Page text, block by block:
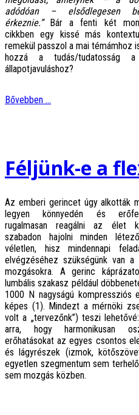
adódóan – elsődlegesen
érkeznie.” Bár a fenti két
cikkben egy kissé más
remekül passzol a mai témámhoz
hozzá a tudás/tudatosság a
állapotjavuláshoz?
Bővebben ...
Féljünk-e a
Az emberi gerincet úgy alkották
legyen könnyedén és
rugalmasan reagálni az élet
szabadon hajolni minden
véletlen, hisz mindennapi
elvégzéséhez szükségünk van a
mozgásokra. A gerinc
lumbális szakasz például
1000 N nagyságú kompressziós
képes (1). Mindezt a mérnöki
volt a „tervezőnk”) teszi
arra, hogy harmonikusan
erőhatásokat az egyes csontos
és lágyrészek (izmok,
egyetlen szegmentum sem
sem mozgás közben.